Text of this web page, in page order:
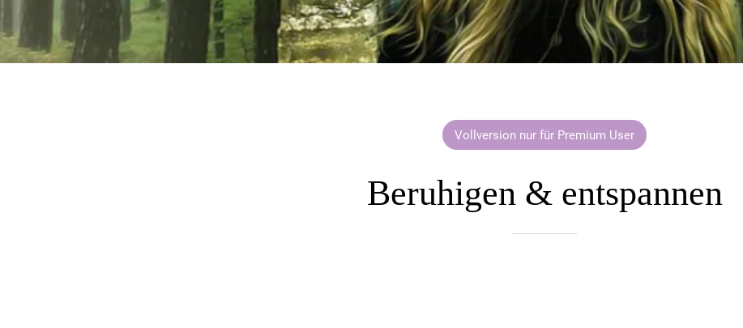
Vollversion nur für Premium User
Beruhigen & entspannen